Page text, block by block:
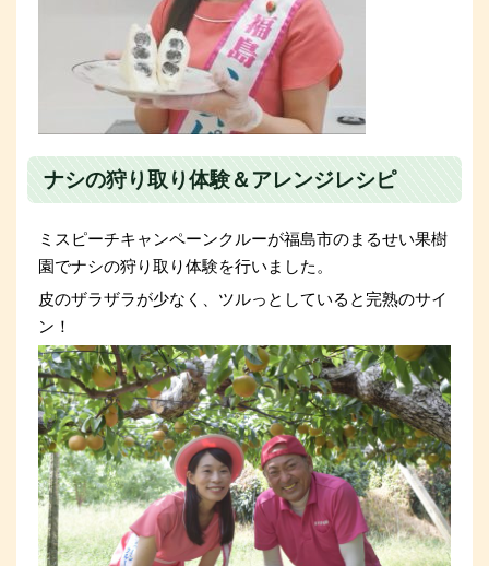
ナシの狩り取り体験＆アレンジレシピ
ミスピーチキャンペーンクルーが福島市のまるせい果樹
園でナシの狩り取り体験を行いました。
皮のザラザラが少なく、ツルっとしていると完熟のサイ
ン！